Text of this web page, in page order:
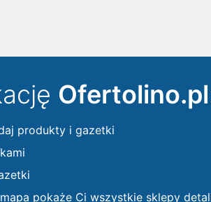
Ofertolino.pl
produkty i gazetki
pokaże Ci wszystkie sklepy